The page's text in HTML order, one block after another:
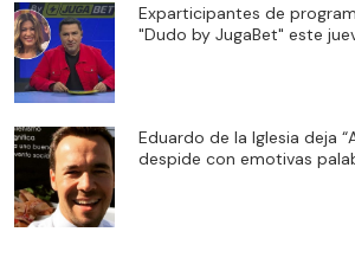
Exparticipantes de
"Dudo by JugaBet" este
Eduardo de la Iglesia deja
despide con emotivas